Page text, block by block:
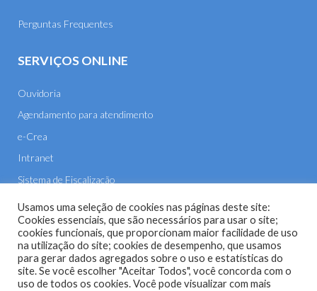
Perguntas Frequentes
SERVIÇOS ONLINE
Ouvidoria
Agendamento para atendimento
e-Crea
Intranet
Sistema de Fiscalização
E-mail
Usamos uma seleção de cookies nas páginas deste site:
Cookies essenciais, que são necessários para usar o site;
cookies funcionais, que proporcionam maior facilidade de uso
na utilização do site; cookies de desempenho, que usamos
para gerar dados agregados sobre o uso e estatísticas do
site. Se você escolher "Aceitar Todos", você concorda com o
uso de todos os cookies. Você pode visualizar com mais